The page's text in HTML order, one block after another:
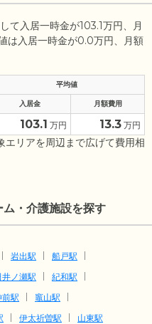
て入居一時金が103.1万円、月
は入居一時金が0.0万円、月額
平均値
入居金 月額費用
103.1 万円 13.3 万円
リアを周辺まで広げて費用相
・介護施設を探す
岩出駅
船戸駅
井ノ瀬駅
紀和駅
前駅
竈山駅
伊太祈曽駅 山東駅